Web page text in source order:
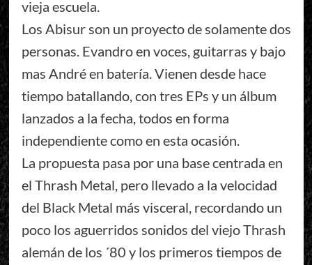
vieja escuela.
Los Abisur son un proyecto de solamente dos
personas. Evandro en voces, guitarras y bajo
mas André en batería. Vienen desde hace
tiempo batallando, con tres EPs y un álbum
lanzados a la fecha, todos en forma
independiente como en esta ocasión.
La propuesta pasa por una base centrada en
el Thrash Metal, pero llevado a la velocidad
del Black Metal más visceral, recordando un
poco los aguerridos sonidos del viejo Thrash
alemán de los ´80 y los primeros tiempos de